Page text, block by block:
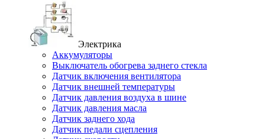
Электрика
Аккумуляторы
Выключатель обогрева заднего стекла
Датчик включения вентилятора
Датчик внешней температуры
Датчик давления воздуха в шине
Датчик давления масла
Датчик заднего хода
Датчик педали сцепления